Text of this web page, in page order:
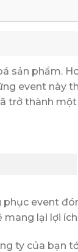
sản phẩm.
event này
trở thành
phục event
lại lợi
ty của bạn